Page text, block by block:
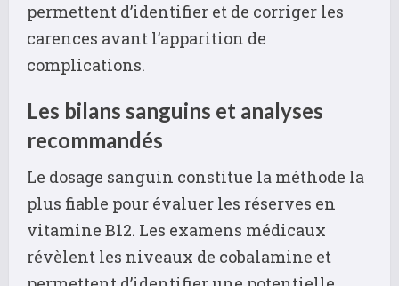
permettent d’identifier et de corriger les
carences avant l’apparition de
complications.
Les bilans sanguins et analyses
recommandés
Le dosage sanguin constitue la méthode la
plus fiable pour évaluer les réserves en
vitamine B12. Les examens médicaux
révèlent les niveaux de cobalamine et